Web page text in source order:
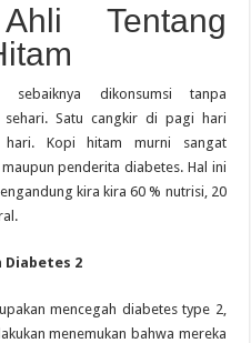
Tentang
sebaiknya dikonsumsi
tanpa
Satu cangkir di pagi hari
hari. Kopi hitammurni
sangat
, maupun penderita diabetes. Hal ini
kira kira 60% nutrisi, 20
Diabetes 2
mencegah diabetestype 2,
menemukan bahwa mereka